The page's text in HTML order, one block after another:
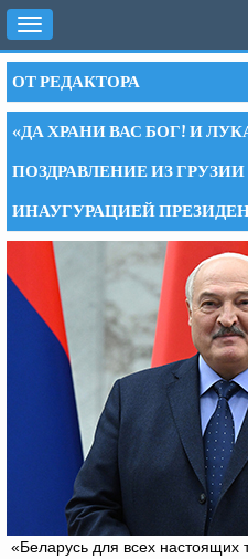
Toggle
navigation
ОТ РЕДАКТОРА
«ДА ХРАНИ ВАС БОГ! И
ПОЗДРАВЛЕНИЕ ИЗ ГРУЗИИ
ИНАУГУРАЦИЕЙ
«Беларусь для всех настоящих